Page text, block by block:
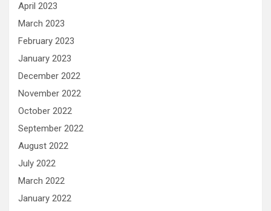
April 2023
March 2023
February 2023
January 2023
December 2022
November 2022
October 2022
September 2022
August 2022
July 2022
March 2022
January 2022